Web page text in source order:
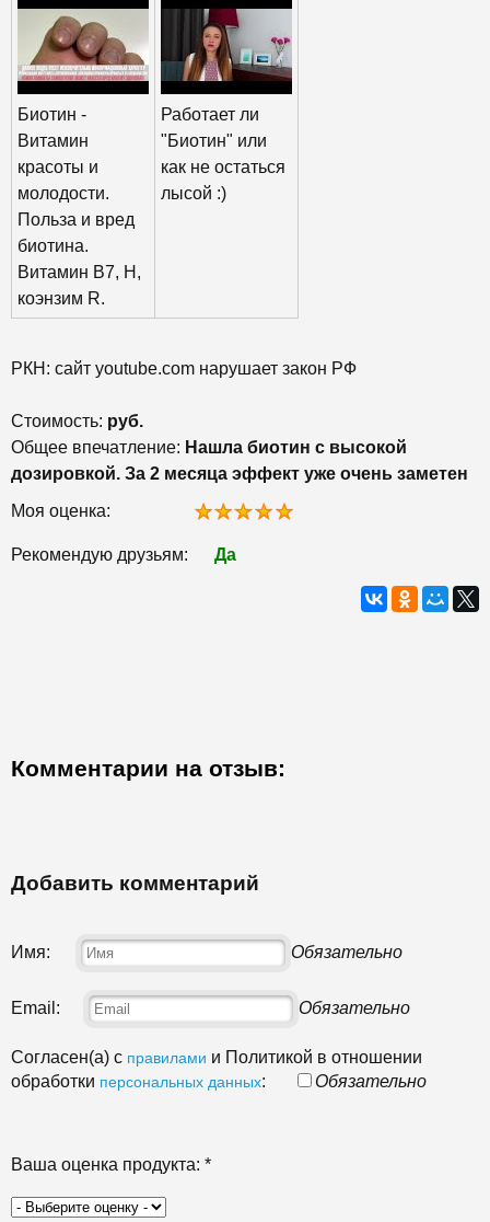
Биотин -
Витамин
красоты и
молодости.
Польза и вред
биотина.
Витамин B7, H,
коэнзим R.
Работает ли
"Биотин" или
как не остаться
лысой :)
РКН: сайт youtube.com нарушает закон РФ
Стоимость: руб.
Общее впечатление: Нашла биотин с высокой
дозировкой. За 2 месяца эффект уже очень заметен
Моя оценка:
Рекомендую друзьям: Да
Комментарии на отзыв:
Добавить комментарий
Имя: Обязательно
Email: Обязательно
Согласен(а) с правилами и Политикой в отношении
обработки персональных данных: Обязательно
Ваша оценка продукта: *